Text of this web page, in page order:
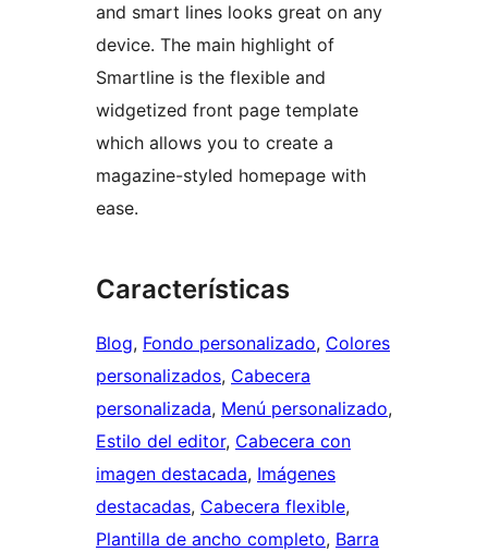
and smart lines looks great on any
device. The main highlight of
Smartline is the flexible and
widgetized front page template
which allows you to create a
magazine-styled homepage with
ease.
Características
Blog, Fondo personalizado, Colores
personalizados, Cabecera
personalizada, Menú personalizado
Estilo del editor, Cabecera con
imagen destacada, Imágenes
destacadas, Cabecera flexible
Plantilla de ancho completo, Barra